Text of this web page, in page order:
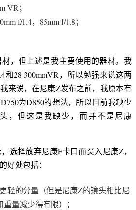
VR；
f/1.4，85mm f/1.8；
，但上述是我主要使用的器材。我
和28-300mmVR，所以勉强来说这两
来说，在尼康Z发布之前，我原本有
为D850的想法，所以目前我缺少
头，但这是我缺少，而并不是尼康
选择放弃尼康F卡口而买入尼康Z，
好处包括：
轻的分量（但是尼康Z的镜头相比尼
量减少得有限）；